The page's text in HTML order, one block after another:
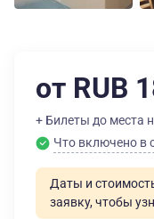
от RUB
+ Билеты до места
Что включено в
Даты и
заявку, чтобы